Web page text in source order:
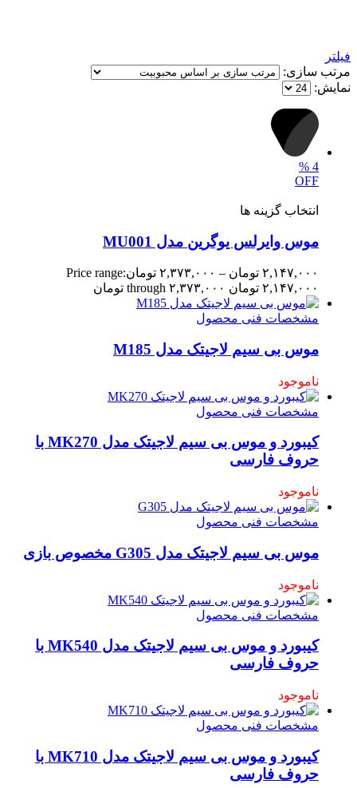
فیلتر
مرتب سازی:
نمایش:
4
%
OFF
انتخاب گزینه ها
موس وایرلس یوگرین مدل MU001
۲,۱۴۷,۰۰۰ تومان – ۲,۳۷۳,۰۰۰ تومانPrice range:
۲,۱۴۷,۰۰۰ تومان through ۲,۳۷۳,۰۰۰ تومان
مشخصات فنی محصول
موس بی سیم لاجیتک مدل M185
ناموجود
مشخصات فنی محصول
کیبورد و موس بی سیم لاجیتک مدل MK270 با
حروف فارسی
ناموجود
مشخصات فنی محصول
موس بی سیم لاجیتک مدل G305 مخصوص بازی
ناموجود
مشخصات فنی محصول
کیبورد و موس بی سیم لاجیتک مدل MK540 با
حروف فارسی
ناموجود
مشخصات فنی محصول
کیبورد و موس بی سیم لاجیتک مدل MK710 با
حروف فارسی